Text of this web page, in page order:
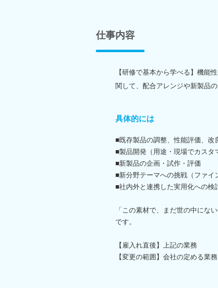
仕事内容
【研修で基本から学べる】機能
関して、配合アレンジや新製品
具体的には
■既存製品の調整、性能評価、改
■製品開発（用途・現場でカスタ
■新製品の企画・試作・評価
■新分野テーマへの挑戦（ファ
■社内外と連携した実用化への
「この素材で、まだ世の中にな
です。
【雇入れ直後】上記の業務
【変更の範囲】会社の定める業務